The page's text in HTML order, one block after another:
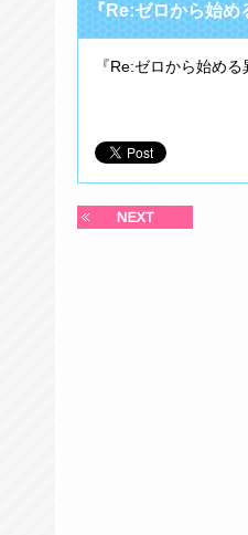
『Re:ゼロから始
『Re:ゼロから始め